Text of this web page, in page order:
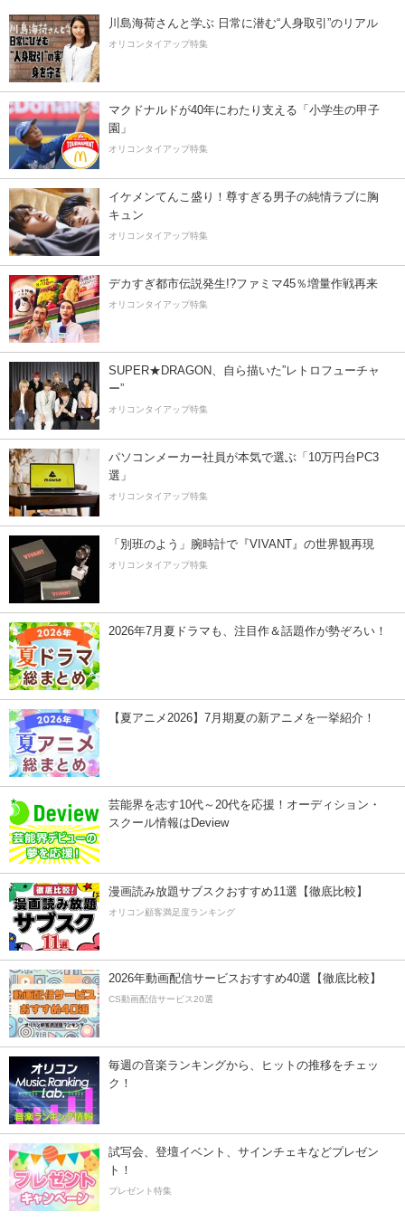
川島海荷さんと学ぶ 日常に潜む“人身取引”のリアル
オリコンタイアップ特集
マクドナルドが40年にわたり支える「小学生の甲子
園」
オリコンタイアップ特集
イケメンてんこ盛り！尊すぎる男子の純情ラブに胸
キュン
オリコンタイアップ特集
デカすぎ都市伝説発生!?ファミマ45％増量作戦再来
オリコンタイアップ特集
SUPER★DRAGON、自ら描いた”レトロフューチャ
ー”
オリコンタイアップ特集
パソコンメーカー社員が本気で選ぶ「10万円台PC3
選」
オリコンタイアップ特集
「別班のよう」腕時計で『VIVANT』の世界観再現
オリコンタイアップ特集
2026年7月夏ドラマも、注目作＆話題作が勢ぞろい！
【夏アニメ2026】7月期夏の新アニメを一挙紹介！
芸能界を志す10代～20代を応援！オーディション・
スクール情報はDeview
漫画読み放題サブスクおすすめ11選【徹底比較】
オリコン顧客満足度ランキング
2026年動画配信サービスおすすめ40選【徹底比較】
CS動画配信サービス20選
毎週の音楽ランキングから、ヒットの推移をチェッ
ク！
試写会、登壇イベント、サインチェキなどプレゼン
ト！
プレゼント特集